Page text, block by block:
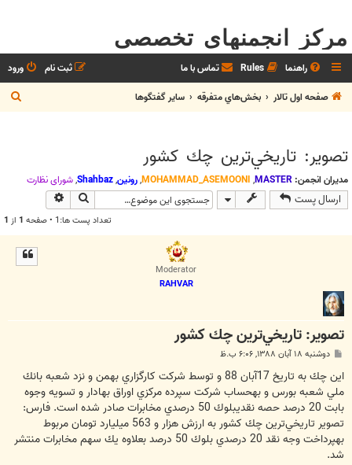
مرکز انجمنهای تخصصی
راهنما Rules تماس با ما ورود
ثبت نام
صفحه اول تالار
بخش‌‌هاي متفرقه ساير گفتگوها
س
تصوير: تاريخي‌ترين چك كشور
مدیران انجمن: MASTER
,
MOHAMMAD_ASEMOONI
,رونین,
Shahbaz
,شوراي نظارت
ارسال پست جستجو
تعداد پست ها:1 • صفحه 1 از 1
Moderator
RAHVAR
تصوير: تاريخي‌ترين چك كشور
ت
دوشنبه ۱۸ آبان ۱۳۸۸, ۶:۰۶ ب.ظ
اين چك به تاريخ 17آبان 88 و توسط شركت كارگزاري بهمن و نزد شعبه بانك
ملي شعبه بورس و بهحساب شركت سپرده مركزي اوراق بهادار و تسويه وجوه
بابت 20 درصد حصه نقديبلوك 50 درصدي مخابرات صادر شده است. فارس:
تصوير تاريخي‌ترين چك كشور به ارزش هزار و 563 ميليارد تومان مربوط
بهپرداخت وجه نقد 20 درصدي بلوك 50 درصد بعلاوه يك سهم مخابرات منتشر
شد.